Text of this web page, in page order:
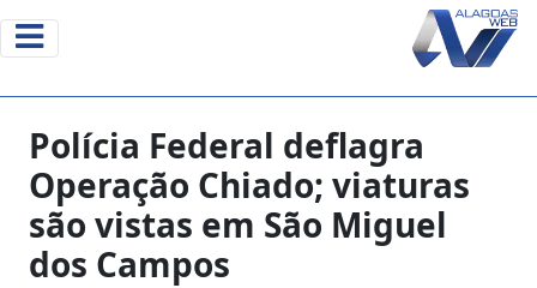
Polícia Federal deflagra
Operação Chiado; viaturas
são vistas em São Miguel
dos Campos